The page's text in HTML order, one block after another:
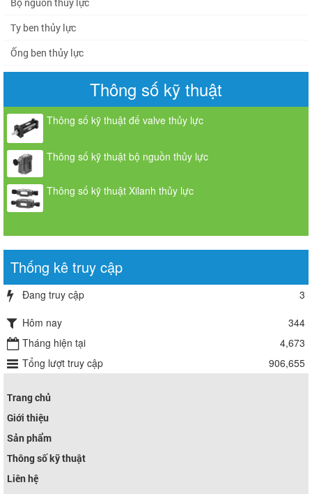
Ty ben thủy lực
Ống ben thủy lực
Thông số kỹ thuật
Thông số kỹ thuật đế valve thủy lực
Thông số kỹ thuật bộ nguồn thủy lực
Thông số kỹ thuật Xilanh thủy lực
Thống kê truy cập
Đang truy cập
3
Hôm nay
344
Tháng hiện tại
4,673
Tổng lượt truy cập
906,655
Trang chủ
Giới thiệu
Sản phẩm
Thông số kỹ thuật
Liên hệ